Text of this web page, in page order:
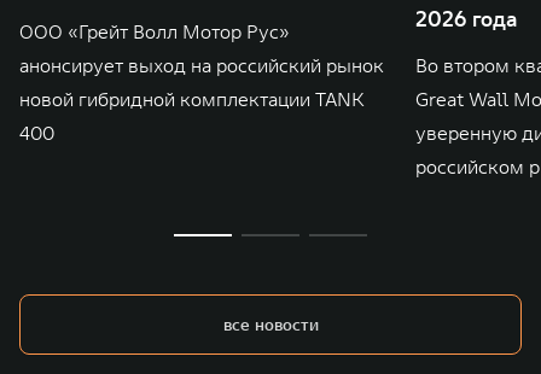
ООО «Грейт Волл Мотор Рус»
анонсирует выход на российский рынок
новой гибридной комплектации TANK
400
2026 года
Во втором
Great Wall
уверенную
российском
все новости